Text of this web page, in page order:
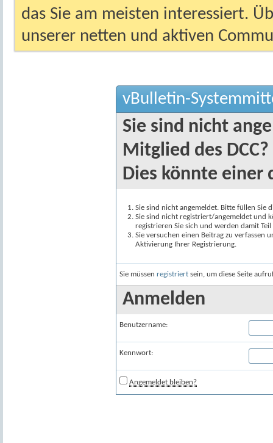
das Sie am meisten interessiert.
unserer netten und aktiven
vBulletin-
Sie sind nicht
Mitglied des DCC?
Dies könnte einer
Sie sind nicht angemeldet. Bitte füllen Sie
Sie sind nicht registriert/angemeldet und
registrieren Sie sich und werden damit
Sie versuchen einen Beitrag zu verfassen
Aktivierung Ihrer Registrierung.
Sie müssen registriert sein, um diese Seite
Anmelden
Benutzername:
Kennwort:
Angemeldet bleiben?